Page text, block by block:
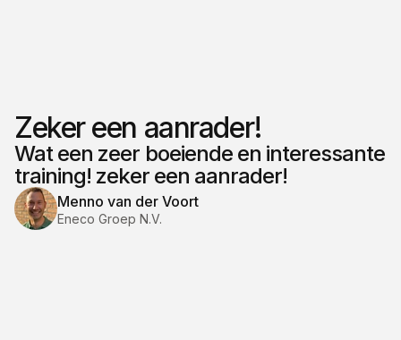
Zeker een aanrader!
Wat een zeer boeiende en interessante
training! zeker een aanrader!
Menno van der Voort
Eneco Groep N.V.